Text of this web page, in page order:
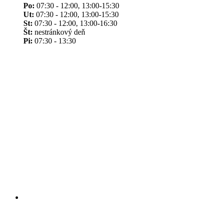
Po: 07:30 - 12:00, 13:00-15:30
Ut: 07:30 - 12:00, 13:00-15:30
St: 07:30 - 12:00, 13:00-16:30
Št: nestránkový deň
Pi: 07:30 - 13:30